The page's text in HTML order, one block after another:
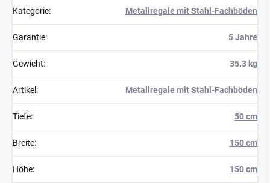
Kategorie: Metallregale mit Stahl-Fachböden
Garantie: 5 Jahre
Gewicht: 35.3 kg
Artikel : Metallregale mit Stahl-Fachböden
Tiefe: 50 cm
Breite: 150 cm
Höhe: 150 cm